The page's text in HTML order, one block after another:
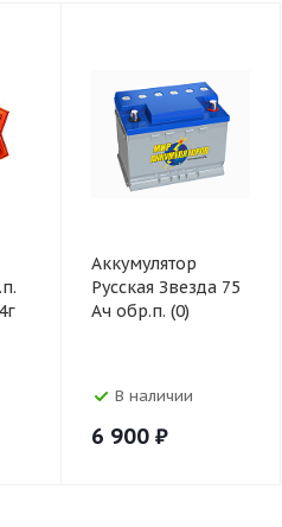
Аккумулятор
Русская Звезда 75
Ач обр.п. (0)
В наличии
6 900 ₽